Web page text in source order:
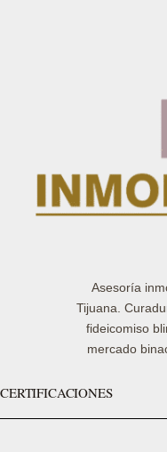
Asesoría
Tijuana.
fideicomiso
mercado
CERTIFICACIONES